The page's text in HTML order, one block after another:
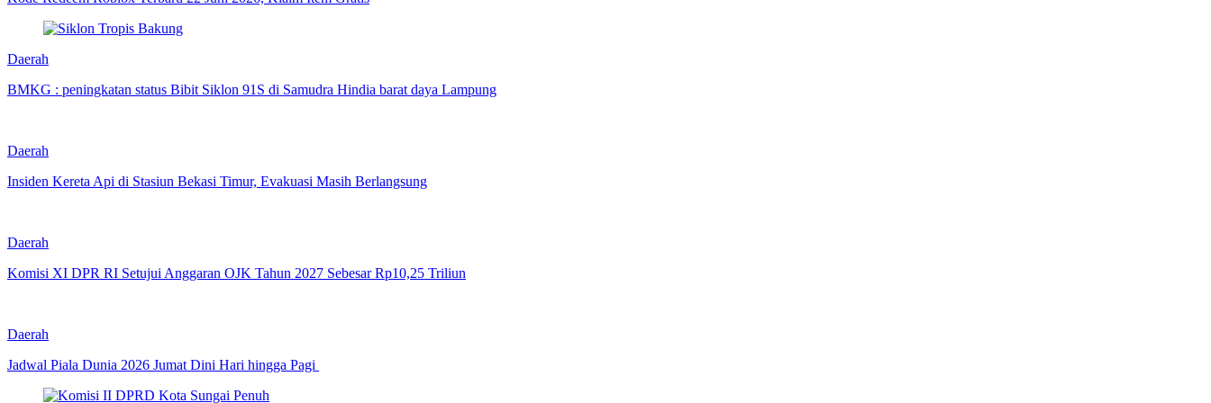
Daerah
BMKG : peningkatan status Bibit Siklon 91S di Samudra Hindia barat daya Lampung
Daerah
Insiden Kereta Api di Stasiun Bekasi Timur, Evakuasi Masih Berlangsung
Daerah
Komisi XI DPR RI Setujui Anggaran OJK Tahun 2027 Sebesar Rp10,25 Triliun
Daerah
Jadwal Piala Dunia 2026 Jumat Dini Hari hingga Pagi